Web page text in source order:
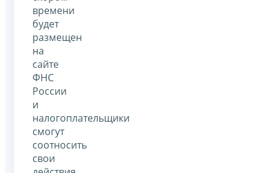
времени
будет
размещен
на
сайте
ФНС
России
и
налогоплательщики
смогут
соотносить
свои